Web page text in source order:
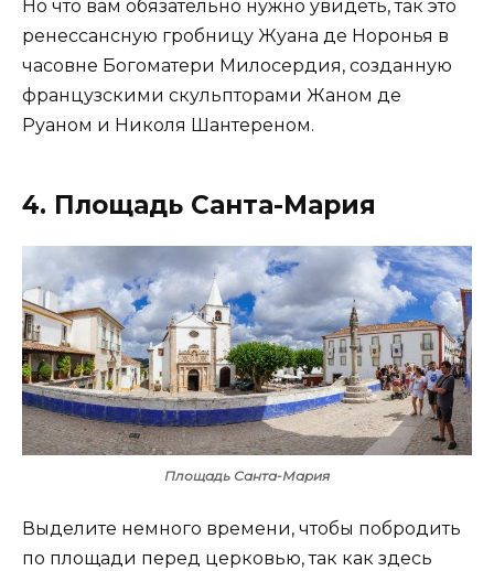
Но что вам обязательно нужно увидеть, так это
ренессансную гробницу Жуана де Норонья в
часовне Богоматери Милосердия, созданную
французскими скульпторами Жаном де
Руаном и Николя Шантереном.
4. Площадь Санта-Мария
Площадь Санта-Мария
Выделите немного времени, чтобы побродить
по площади перед церковью, так как здесь